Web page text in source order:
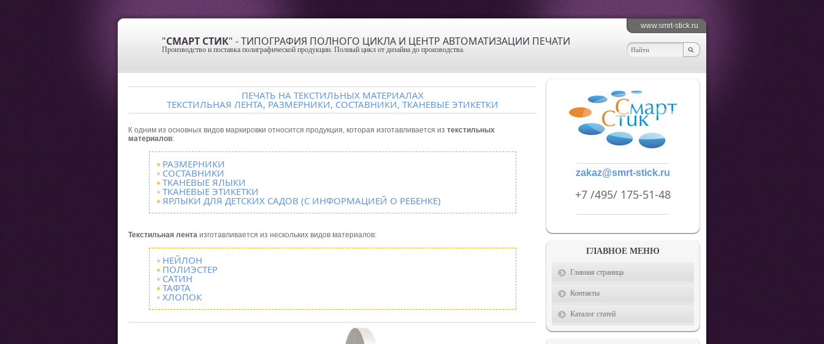
www.smrt-stick.ru
"СМАРТ СТИК" - ТИПОГРАФИЯ ПОЛНОГО ЦИКЛА И ЦЕНТР АВТОМАТИЗАЦИИ ПЕЧАТИ
Производство и поставка полиграфической продукции. Полный цикл от дизайна до производства.
ПЕЧАТЬ НА ТЕКСТИЛЬНЫХ МАТЕРИАЛАХ
ТЕКСТИЛЬНАЯ ЛЕНТА, РАЗМЕРНИКИ, СОСТАВНИКИ, ТКАНЕВЫЕ ЭТИКЕТКИ
К одним из основных видов маркировки относится продукция, которая изготавливается из текстильных
материалов:
РАЗМЕРНИКИ
СОСТАВНИКИ
ТКАНЕВЫЕ ЯЛЫКИ
ТКАНЕВЫЕ ЭТИКЕТКИ
ЯРЛЫКИ ДЛЯ ДЕТСКИХ САДОВ (C ИНФОРМАЦИЕЙ О РЕБЕНКЕ)
Текстильная лента изготавливается из нескольких видов материалов:
НЕЙЛОН
ПОЛИЭСТЕР
САТИН
ТАФТА
ХЛОПОК
zakaz@smrt-stick.ru
+7 /495/ 175-51-48
ГЛАВНОЕ МЕНЮ
Главная страница
Контакты
Каталог статей